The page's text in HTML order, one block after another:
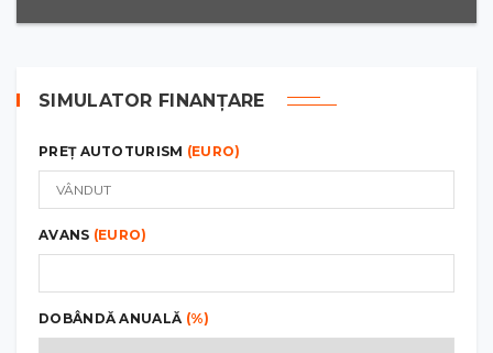
SIMULATOR FINANȚARE
PREȚ AUTOTURISM (EURO)
AVANS (EURO)
DOBÂNDĂ ANUALĂ (%)